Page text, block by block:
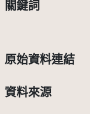
關鍵詞
原始資料連結
資料來源